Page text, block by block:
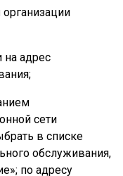
на адрес
сети
в списке
обслуживания,
; по адресу